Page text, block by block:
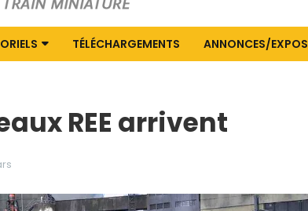
TÉLÉCHARGEMENTS ANNONCES/EXPOS
REE arrivent